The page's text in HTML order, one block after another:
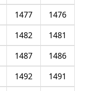
1476
1477
1481
1482
1486
1487
1491
1492